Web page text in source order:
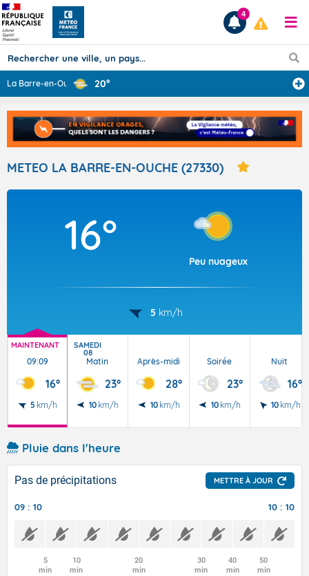
Prévisions
TOUS LES RÉSULTATS
Articles
4
La Barre-en-Ouc ... 20°
METEO LA BARRE-EN-OUCHE (27330)
16°
Peu nuageux
5 km/h
MAINTENANT
09:09
16°
5 km/h
SAMEDI
08
Matin
23°
10 km/h
Après-midi
28°
10 km/h
Soirée
23°
10 km/h
Nuit
16°
10 km/h
Pluie dans l'heure
Pas de précipitations METTRE À JOUR
09 : 10 10 : 10
5
min
10
min
20
min
30
min
40
min
50
min